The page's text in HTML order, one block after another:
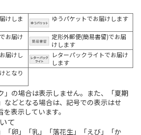
けしま
ゆうパケットでお届けします
お届け
定形外郵便(簡易書留)でお届
けします
届けし
レターパックライトでお届け
します
となり
」の場合は表示しません。また、「夏期
などとなる場合は、記号での表示はせ
表示しています。
て
「卵」「乳」「落花生」「えび」「か